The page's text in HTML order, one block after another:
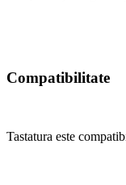
Compatibilitate
Tastatura este